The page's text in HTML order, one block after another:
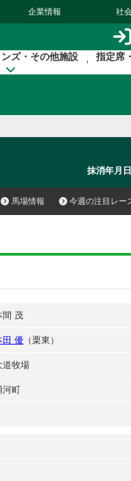
企業情報 社
ズ・その他施設 指定席
抹消年月
馬場情報 今週の注目レー
間 茂
田 優 （栗東）
道牧場
河町